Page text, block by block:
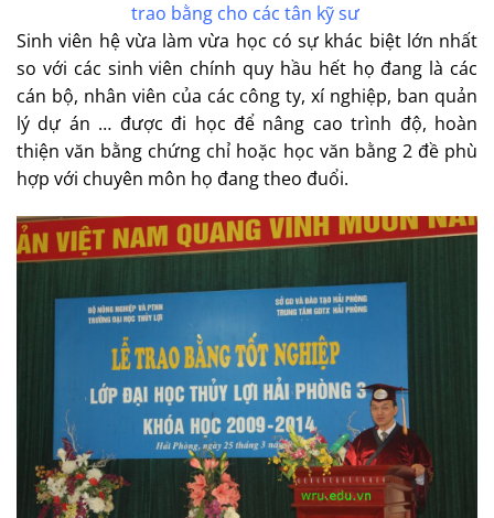
trao bằng cho các tân kỹ sư
Sinh viên hệ vừa làm vừa học có sự khác biệt lớn nhất
so với các sinh viên chính quy hầu hết họ đang là các
cán bộ, nhân viên của các công ty, xí nghiệp, ban quản
lý dự án … được đi học để nâng cao trình độ, hoàn
thiện văn bằng chứng chỉ hoặc học văn bằng 2 đề phù
hợp với chuyên môn họ đang theo đuổi.